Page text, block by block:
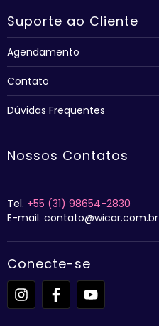
Suporte ao Cliente
Agendamento
Contato
Dúvidas Frequentes
Nossos Contatos
Tel. +55 (31) 98654-2830
E-mail. contato@wicar.com.br
Conecte-se